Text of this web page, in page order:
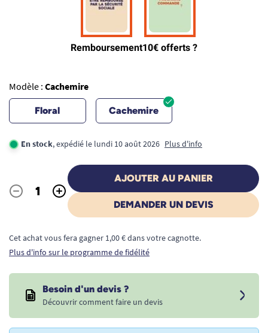
Modèle : Cachemire
Floral Cachemire
En stock, expédié le lundi 10 août 2026 Plus d'info
Quantité
- +
AJOUTER AU PANIER
DEMANDER UN DEVIS
Cet achat vous fera gagner 1,00 € dans votre cagnotte.
Plus d'info sur le programme de fidélité
Besoin d'un devis ?
Découvrir comment faire un devis